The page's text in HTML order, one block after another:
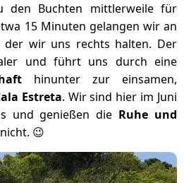
den Buchten mittlerweile für
15 Minuten gelangen wir an
der wir uns rechts halten. Der
und führt uns durch eine
hinunter zur einsamen,
Estreta. Wir sind hier im Juni
und genießen die Ruhe und
😉